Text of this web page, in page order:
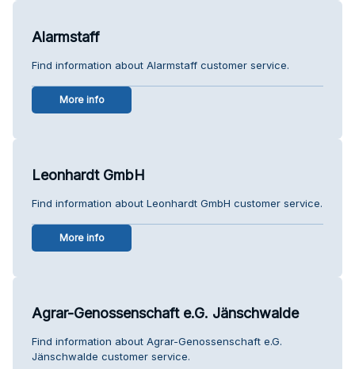
Alarmstaff
Find information about Alarmstaff customer service.
More info
Leonhardt GmbH
Find information about Leonhardt GmbH customer service.
More info
Agrar-Genossenschaft e.G. Jänschwalde
Find information about Agrar-Genossenschaft e.G.
Jänschwalde customer service.